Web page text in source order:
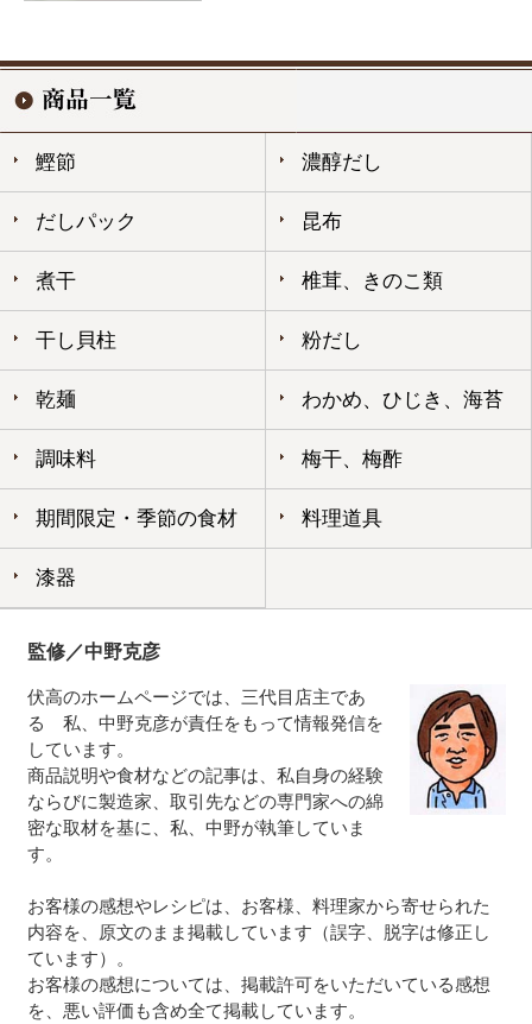
鰹節 濃醇だし
だしパック 昆布
煮干 椎茸、きのこ類
干し貝柱 粉だし
乾麺 わかめ、ひじき、海苔
調味料 梅干、梅酢
期間限定・季節の食材 料理道具
漆器
監修／中野克彦
伏高のホームページでは、三代目店主であ
る 私、中野克彦が責任をもって情報発信を
しています。
商品説明や食材などの記事は、私自身の経験
ならびに製造家、取引先などの専門家への綿
密な取材を基に、私、中野が執筆していま
す。
お客様の感想やレシピは、お客様、料理家から寄せられた
内容を、原文のまま掲載しています（誤字、脱字は修正し
ています）。
お客様の感想については、掲載許可をいただいている感想
を、悪い評価も含め全て掲載しています。